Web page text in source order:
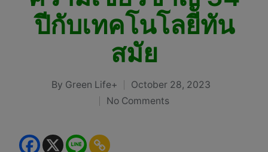
ปีกับเทคโนโลยีทัน
สมัย
Posted
By Green Life+
October 28, 2023
No Comments